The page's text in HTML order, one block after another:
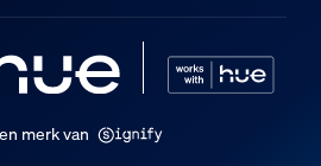
merk van